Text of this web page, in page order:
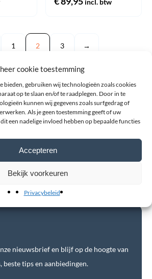
cookie toestemming
bieden, gebruiken wij technologieën zoals cookies
op te slaan en/of te raadplegen. Door in te
kunnen wij gegevens zoals surfgedrag of
Als je geen toestemming geeft of uw
een nadelige invloed hebben op bepaalde functies
Accepteren
Bekijk voorkeuren
Privacybeleid
incl. btw
1 2 3 →
van orthopedische hulpmiddelen. Alle
van Reh4Mat worden onder eigen
Bekijk hieronder ons aanbod aan
nieuwsbrief en blijf op de hoogte van
beste tips en aanbiedingen.